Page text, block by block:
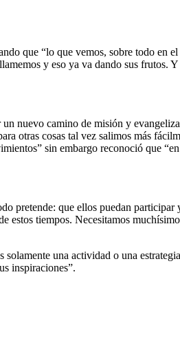
que “lo que vemos, sobre todo en
y eso ya va dando sus frutos.
nuevo camino de misión y
otras cosas tal vez salimos más
sin embargo reconoció que
pretende: que ellos puedan
tiempos. Necesitamos
una actividad o una
inspiraciones”.